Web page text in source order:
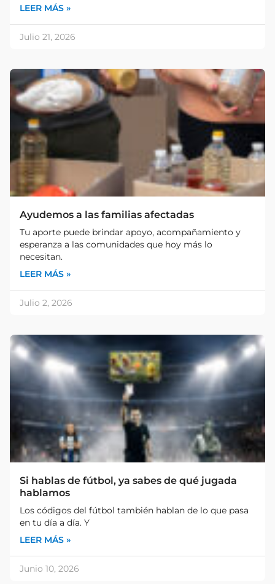
LEER MÁS »
Julio 21, 2026
Ayudemos a las familias afectadas
Tu aporte puede brindar apoyo, acompañamiento y
esperanza a las comunidades que hoy más lo
necesitan.
LEER MÁS »
Julio 2, 2026
Si hablas de fútbol, ya sabes de qué jugada
hablamos
Los códigos del fútbol también hablan de lo que pasa
en tu día a día. Y
LEER MÁS »
Junio 10, 2026